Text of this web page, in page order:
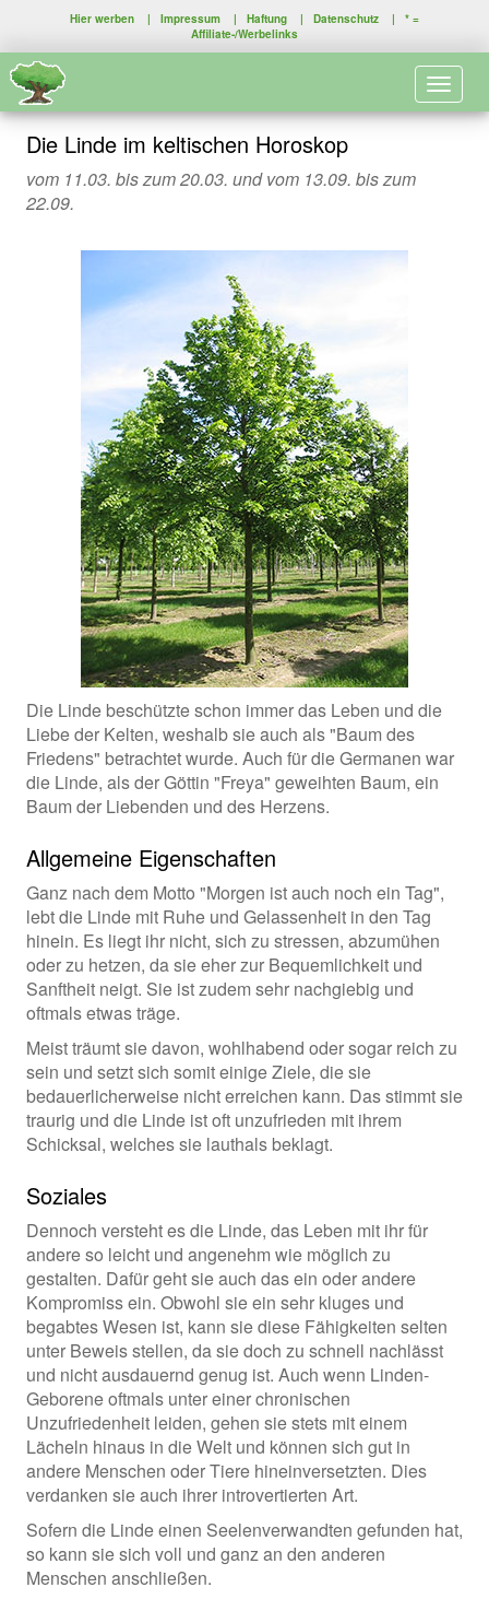
Hier werben | Impressum | Haftung | Datenschutz | * =
Affiliate-/Werbelinks
Die Linde im keltischen Horoskop
vom 11.03. bis zum 20.03. und vom 13.09. bis zum
22.09.
Die Linde beschützte schon immer das Leben und die
Liebe der Kelten, weshalb sie auch als "Baum des
Friedens" betrachtet wurde. Auch für die Germanen war
die Linde, als der Göttin "Freya" geweihten Baum, ein
Baum der Liebenden und des Herzens.
Allgemeine Eigenschaften
Ganz nach dem Motto "Morgen ist auch noch ein Tag",
lebt die Linde mit Ruhe und Gelassenheit in den Tag
hinein. Es liegt ihr nicht, sich zu stressen, abzumühen
oder zu hetzen, da sie eher zur Bequemlichkeit und
Sanftheit neigt. Sie ist zudem sehr nachgiebig und
oftmals etwas träge.
Meist träumt sie davon, wohlhabend oder sogar reich zu
sein und setzt sich somit einige Ziele, die sie
bedauerlicherweise nicht erreichen kann. Das stimmt sie
traurig und die Linde ist oft unzufrieden mit ihrem
Schicksal, welches sie lauthals beklagt.
Soziales
Dennoch versteht es die Linde, das Leben mit ihr für
andere so leicht und angenehm wie möglich zu
gestalten. Dafür geht sie auch das ein oder andere
Kompromiss ein. Obwohl sie ein sehr kluges und
begabtes Wesen ist, kann sie diese Fähigkeiten selten
unter Beweis stellen, da sie doch zu schnell nachlässt
und nicht ausdauernd genug ist. Auch wenn Linden-
Geborene oftmals unter einer chronischen
Unzufriedenheit leiden, gehen sie stets mit einem
Lächeln hinaus in die Welt und können sich gut in
andere Menschen oder Tiere hineinversetzten. Dies
verdanken sie auch ihrer introvertierten Art.
Sofern die Linde einen Seelenverwandten gefunden hat,
so kann sie sich voll und ganz an den anderen
Menschen anschließen.